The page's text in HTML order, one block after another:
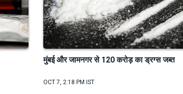
मुंबई और जामनगर से 120 करोड़ का ड्रग्स जब्त
OCT 7, 2:18 PM IST